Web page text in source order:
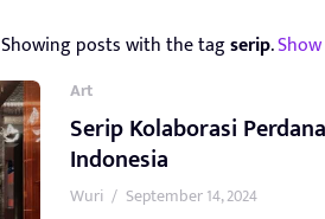
Showing posts with the tagserip.
Art
Serip Kolaborasi
Indonesia
Wuri / September 14, 2024